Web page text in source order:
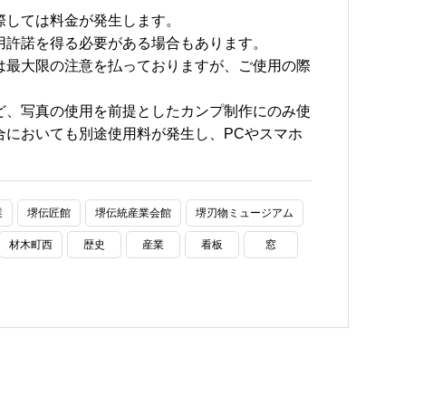
ては料金が発生します。
諾を得る必要がある場合もあります。
大限の注意を払っておりますが、ご使用の際
写真の使用を前提としたカンプ制作にのみ使
おいても別途使用料が発生し、PCやスマホ
堺伝匠館 堺伝統産業会館 堺刃物ミュージアム
材木町西 歴史 産業 看板 窓